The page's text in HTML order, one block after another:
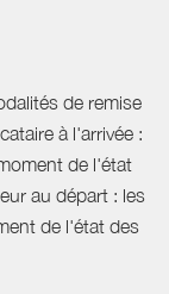
de remise
à l'arrivée :
de l'état
au départ : les
de l'état des